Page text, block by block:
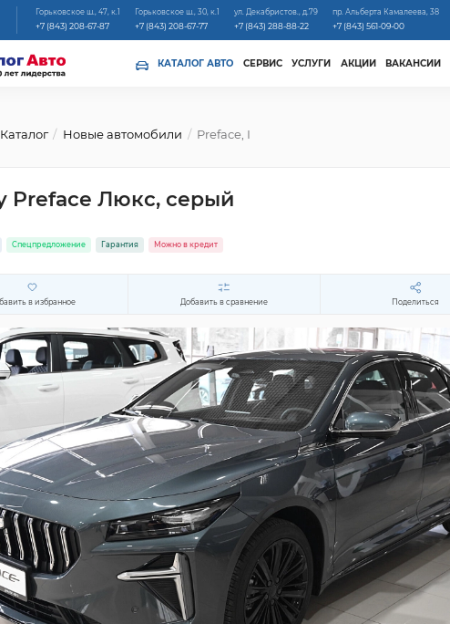
Горьковское ш., 47, к.1
+7 (843) 208-67-87
Горьковское ш., 30, к.1
+7 (843) 208-67-77
ул. Декабристов., д.79
+7 (843) 288-88-22
пр. Альберта Камалеева, 38
+7 (843) 561-09-00
КАТАЛОГ АВТО СЕРВИС УСЛУГИ АКЦИИ ВАКАНСИИ
Каталог Новые автомобили Preface, I
Preface Люкс, серый
Спецпредложение Гарантия Можно в кредит
в избранное Добавить в сравнение Поделиться